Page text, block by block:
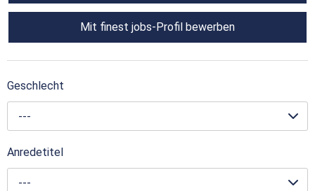
Mit finest jobs-Profil bewerben
Geschlecht
---
Anredetitel
---